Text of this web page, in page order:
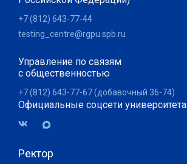
+7 (812) 643-77-44
testing_centre@rgpu.spb.ru
Управление по связям
с общественностью
+7 (812) 643-77-67 (добавочный 36-74)
Официальные соцсети университета
Ректор